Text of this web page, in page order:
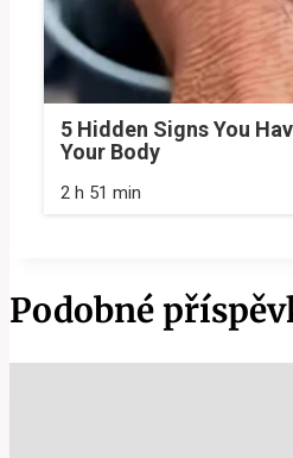
5 Hidden Signs You
Your Body
2 h 51 min
Podobné